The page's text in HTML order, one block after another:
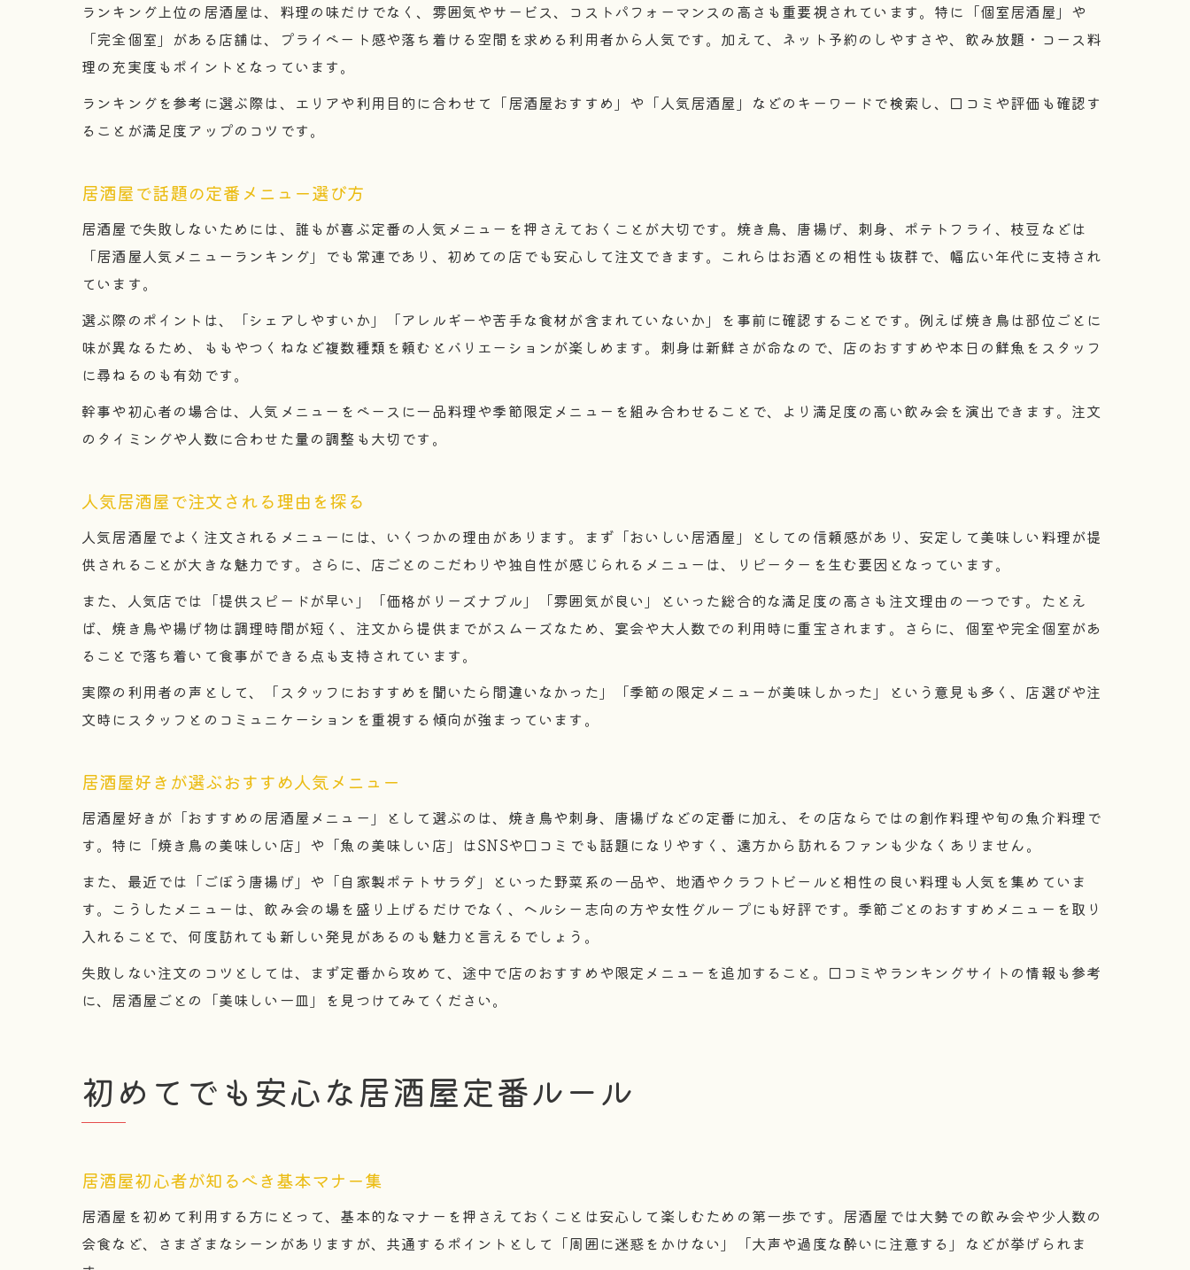
人気ランキングで探るおすすめ居酒屋
季節感あふれる居酒屋メニュー選び方
ランキング上位の居酒屋は、料理の味だけでなく、雰囲気やサービス、コストパフォーマンスの高さも重要視されています。特に「個室居酒屋」や
「完全個室」がある店舗は、プライベート感や落ち着ける空間を求める利用者から人気です。加えて、ネット予約のしやすさや、飲み放題・コース料
理の充実度もポイントとなっています。
ランキングを参考に選ぶ際は、エリアや利用目的に合わせて「居酒屋おすすめ」や「人気居酒屋」などのキーワードで検索し、口コミや評価も確認す
ることが満足度アップのコツです。
居酒屋で話題の定番メニュー選び方
居酒屋で失敗しないためには、誰もが喜ぶ定番の人気メニューを押さえておくことが大切です。焼き鳥、唐揚げ、刺身、ポテトフライ、枝豆などは
「居酒屋人気メニューランキング」でも常連であり、初めての店でも安心して注文できます。これらはお酒との相性も抜群で、幅広い年代に支持され
ています。
選ぶ際のポイントは、「シェアしやすいか」「アレルギーや苦手な食材が含まれていないか」を事前に確認することです。例えば焼き鳥は部位ごとに
味が異なるため、ももやつくねなど複数種類を頼むとバリエーションが楽しめます。刺身は新鮮さが命なので、店のおすすめや本日の鮮魚をスタッフ
に尋ねるのも有効です。
幹事や初心者の場合は、人気メニューをベースに一品料理や季節限定メニューを組み合わせることで、より満足度の高い飲み会を演出できます。注文
のタイミングや人数に合わせた量の調整も大切です。
人気居酒屋で注文される理由を探る
人気居酒屋でよく注文されるメニューには、いくつかの理由があります。まず「おいしい居酒屋」としての信頼感があり、安定して美味しい料理が提
供されることが大きな魅力です。さらに、店ごとのこだわりや独自性が感じられるメニューは、リピーターを生む要因となっています。
また、人気店では「提供スピードが早い」「価格がリーズナブル」「雰囲気が良い」といった総合的な満足度の高さも注文理由の一つです。たとえ
ば、焼き鳥や揚げ物は調理時間が短く、注文から提供までがスムーズなため、宴会や大人数での利用時に重宝されます。さらに、個室や完全個室があ
ることで落ち着いて食事ができる点も支持されています。
実際の利用者の声として、「スタッフにおすすめを聞いたら間違いなかった」「季節の限定メニューが美味しかった」という意見も多く、店選びや注
文時にスタッフとのコミュニケーションを重視する傾向が強まっています。
居酒屋好きが選ぶおすすめ人気メニュー
居酒屋好きが「おすすめの居酒屋メニュー」として選ぶのは、焼き鳥や刺身、唐揚げなどの定番に加え、その店ならではの創作料理や旬の魚介料理で
す。特に「焼き鳥の美味しい店」や「魚の美味しい店」はSNSや口コミでも話題になりやすく、遠方から訪れるファンも少なくありません。
また、最近では「ごぼう唐揚げ」や「自家製ポテトサラダ」といった野菜系の一品や、地酒やクラフトビールと相性の良い料理も人気を集めていま
す。こうしたメニューは、飲み会の場を盛り上げるだけでなく、ヘルシー志向の方や女性グループにも好評です。季節ごとのおすすめメニューを取り
入れることで、何度訪れても新しい発見があるのも魅力と言えるでしょう。
失敗しない注文のコツとしては、まず定番から攻めて、途中で店のおすすめや限定メニューを追加すること。口コミやランキングサイトの情報も参考
に、居酒屋ごとの「美味しい一皿」を見つけてみてください。
初めてでも安心な居酒屋定番ルール
居酒屋初心者が知るべき基本マナー集
居酒屋を初めて利用する方にとって、基本的なマナーを押さえておくことは安心して楽しむための第一歩です。居酒屋では大勢での飲み会や少人数の
会食など、さまざまなシーンがありますが、共通するポイントとして「周囲に迷惑をかけない」「大声や過度な酔いに注意する」などが挙げられま
お問い合わせはこちら
お問い合わせはこちら